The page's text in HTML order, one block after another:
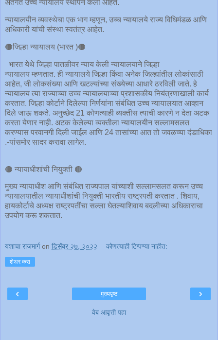
अंतर्गत उच्च न्यायालये स्थापन केली आहेत.
न्यायालयीन व्यवस्थेचा एक भाग म्हणून, उच्च न्यायालये राज्य विधिमंडळ आणि
अधिकारी यांची संस्था स्वतंत्र आहेत.
🟤जिल्हा न्यायालय (भारत )🟤
भारत येथे जिल्हा पातळीवर न्याय केली न्यायालयाने जिल्हा
न्यायालय म्हणतात. ही न्यायालये जिल्हा किंवा अनेक जिल्ह्यांतील लोकांसाठी
आहेत, जी लोकसंख्या आणि खटल्यांच्या संख्येच्या आधारे ठरविली जाते. हे
न्यायालय त्या राज्याच्या उच्च न्यायालयाच्या प्रशासकीय नियंत्रणाखाली कार्य
करतात. जिल्हा कोर्टाने दिलेल्या निर्णयांना संबंधित उच्च न्यायालयात आव्हान
दिले जाऊ शकते. अनुच्छेद 21 कोणत्याही व्यक्तीस त्याची कारणे न देता अटक
करता येणार नाही. अटक केलेल्या व्यक्तीला न्यायालयीन सल्लामसलत
करण्यास परवानगी दिली जाईल आणि 24 तासांच्या आत तो जवळच्या दंडाधिका
.-यांसमोर सादर करावा लागेल.
🟤 न्यायाधीशांची नियुक्ती 🟤
मुख्य न्यायाधीश आणि संबंधित राज्यपाल यांच्याशी सल्लामसलत करून उच्च
न्यायालयातील न्यायाधीशांची नियुक्ती भारतीय राष्ट्रपती करतात . शिवाय,
हायकोर्टाचे अध्यक्ष राष्ट्रपतींचा सल्ला घेतल्याशिवाय बदलीच्या अधिकाराचा
उपयोग करू शकतात.
यशाचा राजमार्ग on डिसेंबर २७, २०२२ कोणत्याही टिप्पण्‍या नाहीत:
शेअर करा
‹ ›
मुख्यपृष्ठ
वेब आवृत्ती पहा